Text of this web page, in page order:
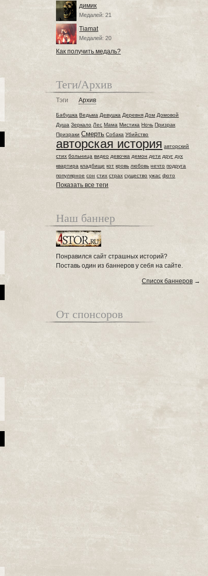
димик
Медалей: 21
Tiamat
Медалей: 20
Как получить медаль?
Теги/Архив
Тэги Архив
Бабушка Ведьма Девушка Деревня Дом Домовой
Душа Зеркало Лес Мама Мистика Ночь Призрак
Призраки Смерть Собака Убийство
авторская история авторский
стих больница видео девочка демон дети друг дух
квартира кладбище кот кровь любовь нечто подруга
популярное сон стих страх существо ужас фото
Показать все теги
Наш баннер
Понравился сайт страшных историй?
Поставь один из баннеров у себя на сайте.
Список баннеров →
От спонсоров